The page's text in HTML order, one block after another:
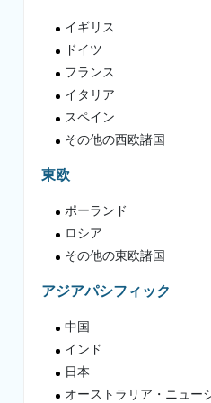
イギリス
ドイツ
フランス
イタリア
スペイン
その他の西欧諸国
東欧
ポーランド
ロシア
その他の東欧諸国
アジアパシフィック
中国
インド
日本
オーストラリア・ニュー